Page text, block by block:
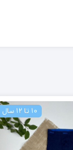
10 تا 12 سال